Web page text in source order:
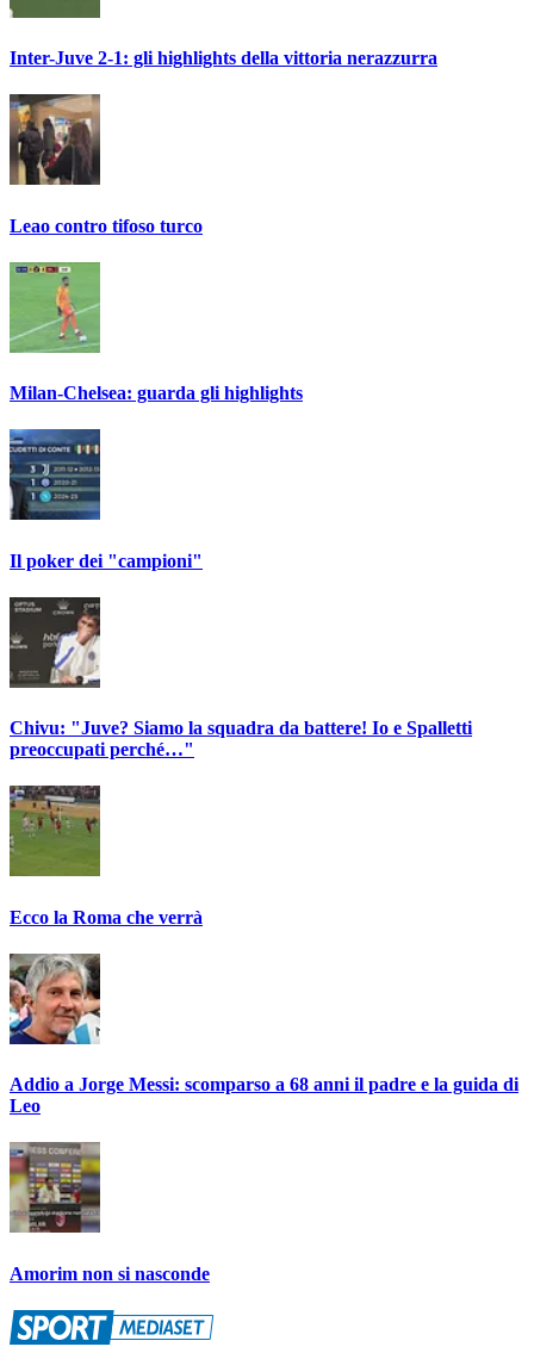
Inter-Juve 2-1: gli highlights della vittoria nerazzurra
Leao contro tifoso turco
Milan-Chelsea: guarda gli highlights
Il poker dei "campioni"
Chivu: "Juve? Siamo la squadra da battere! Io e Spalletti
preoccupati perché…"
Ecco la Roma che verrà
Addio a Jorge Messi: scomparso a 68 anni il padre e la guida di
Leo
Amorim non si nasconde